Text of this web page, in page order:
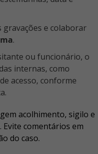
.
internas, como
acesso, conforme
acolhimento, sigilo e
comentários em
do caso.